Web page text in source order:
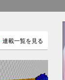
連載一覧を見る